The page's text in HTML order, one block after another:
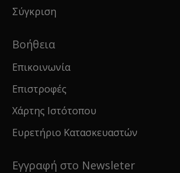
Σύγκριση
Βοήθεια
Επικοινωνία
Επιστροφές
Χάρτης Ιστότοπου
Ευρετήριο Κατασκευαστών
Εγγραφή στο Newsleter